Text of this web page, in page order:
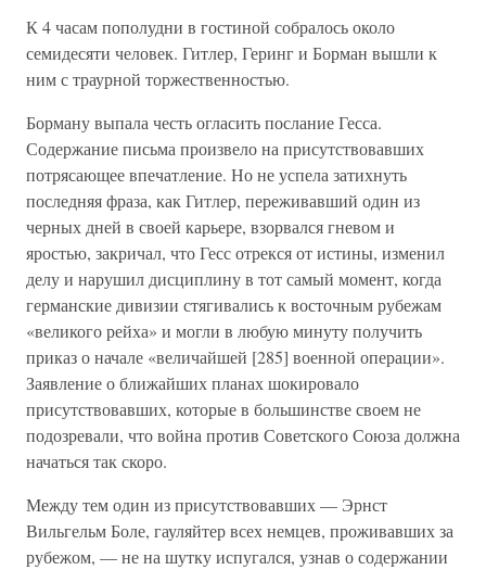
К 4 часам пополудни в гостиной собралось около
семидесяти человек. Гитлер, Геринг и Борман вышли к
ним с траурной торжественностью.
Борману выпала честь огласить послание Гесса.
Содержание письма произвело на присутствовавших
потрясающее впечатление. Но не успела затихнуть
последняя фраза, как Гитлер, переживавший один из
черных дней в своей карьере, взорвался гневом и
яростью, закричал, что Гесс отрекся от истины, изменил
делу и нарушил дисциплину в тот самый момент, когда
германские дивизии стягивались к восточным рубежам
«великого рейха» и могли в любую минуту получить
приказ о начале «величайшей [285] военной операции».
Заявление о ближайших планах шокировало
присутствовавших, которые в большинстве своем не
подозревали, что война против Советского Союза должна
начаться так скоро.
Между тем один из присутствовавших — Эрнст
Вильгельм Боле, гауляйтер всех немцев, проживавших за
рубежом, — не на шутку испугался, узнав о содержании